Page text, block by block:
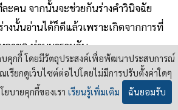
ะคน จากนั้นจะช่วยกันร่างคำวินิจฉัย
งนั้นอ่านได้ก็ดีแล้วเพราะเกิดจากการที่
ลายๆ ท่านมารวมกัน
ยช่วยกันเขียนอะไรสักอย่าง 1 แผ่น
ก็เละ พอเขียนเสร็จแล้ว“ใจความ
บคุกกี้ โดยมีวัตถุประสงค์เพื่อพัฒนาประสบการณ์
รียกดูเว็บไซต์ต่อไปโดยไม่มีการปรับตั้งค่าใดๆ
บายคุกกี้ของเรา เรียนรู้เพิ่มเติม ฉันยอมรับ